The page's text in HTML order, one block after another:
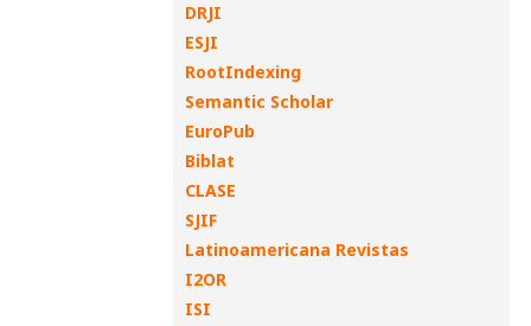
DRJI
ESJI
RootIndexing
Semantic Scholar
EuroPub
Biblat
CLASE
SJIF
Latinoamericana Revistas
I2OR
ISI